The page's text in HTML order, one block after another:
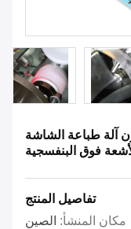
آلة طباعة الشاشة
فوق البنفسجية
تفاصيل المنتج
مكان المنشأ: الصين